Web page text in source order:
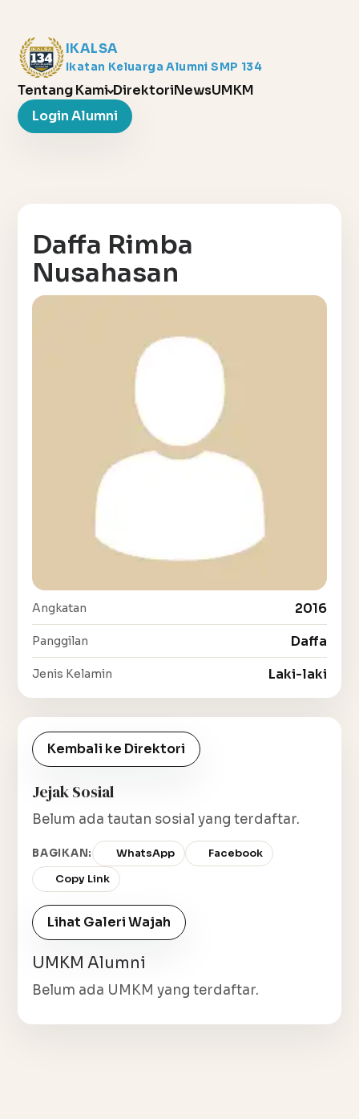
IKALSA
Ikatan Keluarga Alumni SMP 134
Tentang Kami DirektoriNewsUMKM
Login Alumni
Daffa Rimba
Nusahasan
Angkatan 2016
Panggilan Daffa
Jenis Kelamin Laki-laki
Kembali ke Direktori
Jejak Sosial
Belum ada tautan sosial yang terdaftar.
BAGIKAN: WhatsApp
Facebook
Copy Link
Lihat Galeri Wajah
UMKM Alumni
Belum ada UMKM yang terdaftar.